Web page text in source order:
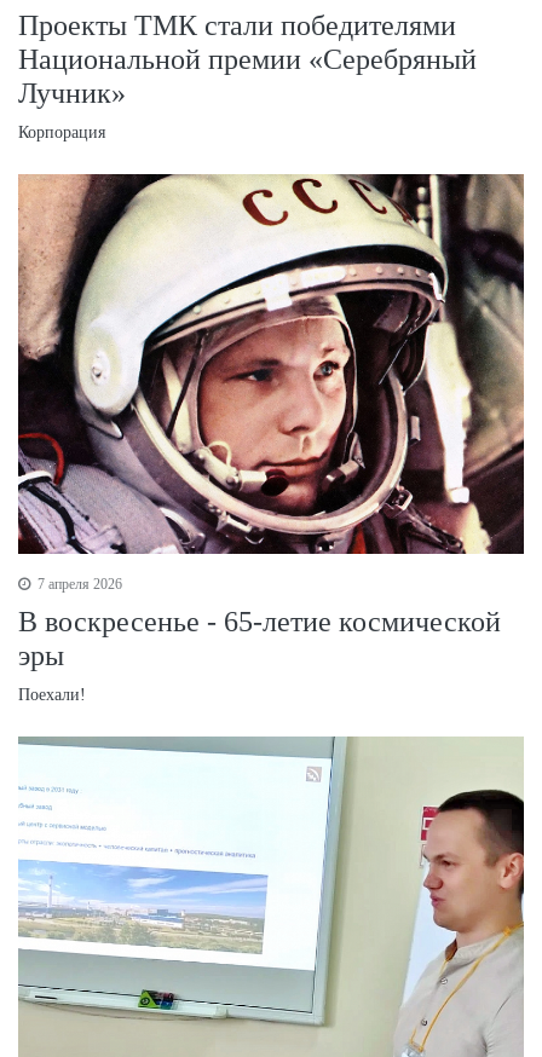
Проекты ТМК стали победителями
Национальной премии «Серебряный
Лучник»
Корпорация
7 апреля 2026
В воскресенье - 65-летие космической
эры
Поехали!